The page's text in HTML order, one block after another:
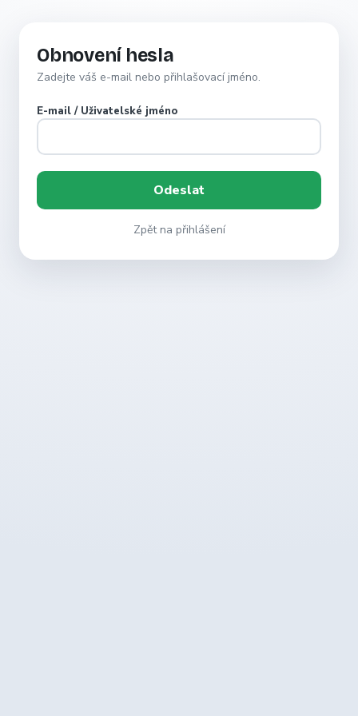
Obnovení hesla
Zadejte váš e-mail nebo přihlašovací jméno.
E-mail / Uživatelské jméno
Zpět na přihlášení